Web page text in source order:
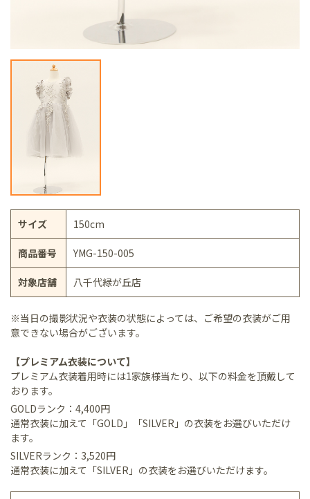
サイズ 150cm
商品番号 YMG-150-005
対象店舗 八千代緑が丘店
※当日の撮影状況や衣装の状態によっては、ご希望の衣装がご用
意できない場合がございます。
【プレミアム衣装について】
プレミアム衣装着用時には1家族様当たり、以下の料金を頂戴して
おります。
GOLDランク：4,400円
通常衣装に加えて「GOLD」「SILVER」の衣装をお選びいただけ
ます。
SILVERランク：3,520円
通常衣装に加えて「SILVER」の衣装をお選びいただけます。